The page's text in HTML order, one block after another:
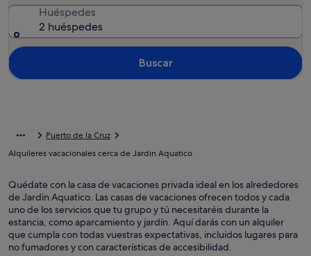
Huéspedes
2 huéspedes
Buscar
Puerto de la Cruz
Alquileres vacacionales cerca de Jardin Aquatico
Quédate con la casa de vacaciones privada ideal en los alrededores
de Jardin Aquatico. Las casas de vacaciones ofrecen todos y cada
uno de los servicios que tu grupo y tú necesitaréis durante la
estancia, como aparcamiento y jardín. Aquí darás con un alquiler
que cumpla con todas vuestras expectativas, incluidos lugares para
no fumadores y con características de accesibilidad.